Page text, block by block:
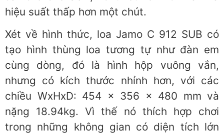
hiệu suất thấp hơn một chút.
Xét về hình thức, loa Jamo C 912 SUB có
tạo hình thùng loa tương tự như đàn em
cùng dòng, đó là hình hộp vuông vắn,
nhưng có kích thước nhỉnh hơn, với các
chiều WxHxD: 454 x 356 x 480 mm và
nặng 18.94kg. Vì thế nó thích hợp chơi
trong những không gian có diện tích lớn